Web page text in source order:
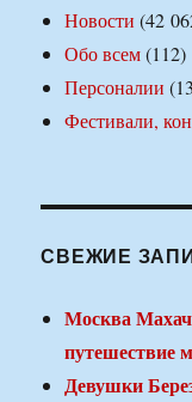
Новости (42
Обо всем(112)
Персоналии
Фестивали,
СВЕЖИЕ
Москва
путешествие
Девушки